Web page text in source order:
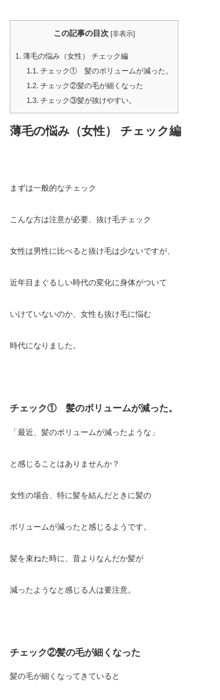
この記事の目次 [非表示]
1. 薄毛の悩み（女性） チェック編
1.1. チェック① 髪のボリュームが減った。
1.2. チェック②髪の毛が細くなった
1.3. チェック③髪が抜けやすい。
薄毛の悩み（女性） チェック編
まずは一般的なチェック
こんな方は注意が必要、抜け毛チェック
女性は男性に比べると抜け毛は少ないですが、
近年目まぐるしい時代の変化に身体がついて
いけていないのか、女性も抜け毛に悩む
時代になりました。
チェック① 髪のボリュームが減った。
「最近、髪のボリュームが減ったような」
と感じることはありませんか？
女性の場合、特に髪を結んだときに髪の
ボリュームが減ったと感じるようです。
髪を束ねた時に、昔よりなんだか髪が
減ったようなと感じる人は要注意。
チェック②髪の毛が細くなった
髪の毛が細くなってきていると